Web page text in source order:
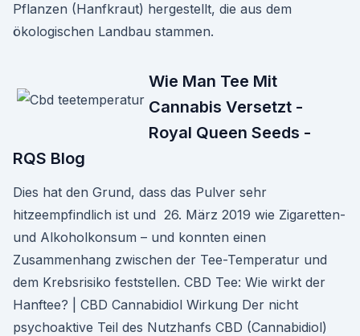
Pflanzen (Hanfkraut) hergestellt, die aus dem
ökologischen Landbau stammen.
Wie Man Tee Mit
Cannabis Versetzt -
Royal Queen Seeds -
RQS Blog
Dies hat den Grund, dass das Pulver sehr
hitzeempfindlich ist und 26. März 2019 wie Zigaretten-
und Alkoholkonsum – und konnten einen
Zusammenhang zwischen der Tee-Temperatur und
dem Krebsrisiko feststellen. CBD Tee: Wie wirkt der
Hanftee? | CBD Cannabidiol Wirkung Der nicht
psychoaktive Teil des Nutzhanfs CBD (Cannabidiol)